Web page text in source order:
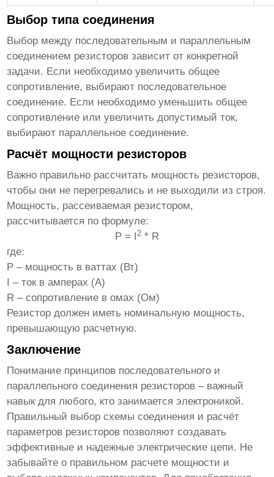
Выбор типа соединения
Выбор между последовательным и параллельным
соединением резисторов зависит от конкретной
задачи. Если необходимо увеличить общее
сопротивление, выбирают последовательное
соединение. Если необходимо уменьшить общее
сопротивление или увеличить допустимый ток,
выбирают параллельное соединение.
Расчёт мощности резисторов
Важно правильно рассчитать мощность резисторов,
чтобы они не перегревались и не выходили из строя.
Мощность, рассеиваемая резистором,
рассчитывается по формуле:
P = I
2 * R
где:
P – мощность в ваттах (Вт)
I – ток в амперах (А)
R – сопротивление в омах (Ом)
Резистор должен иметь номинальную мощность,
превышающую расчетную.
Заключение
Понимание принципов последовательного и
параллельного соединения резисторов – важный
навык для любого, кто занимается электроникой.
Правильный выбор схемы соединения и расчёт
параметров резисторов позволяют создавать
эффективные и надежные электрические цепи. Не
забывайте о правильном расчете мощности и